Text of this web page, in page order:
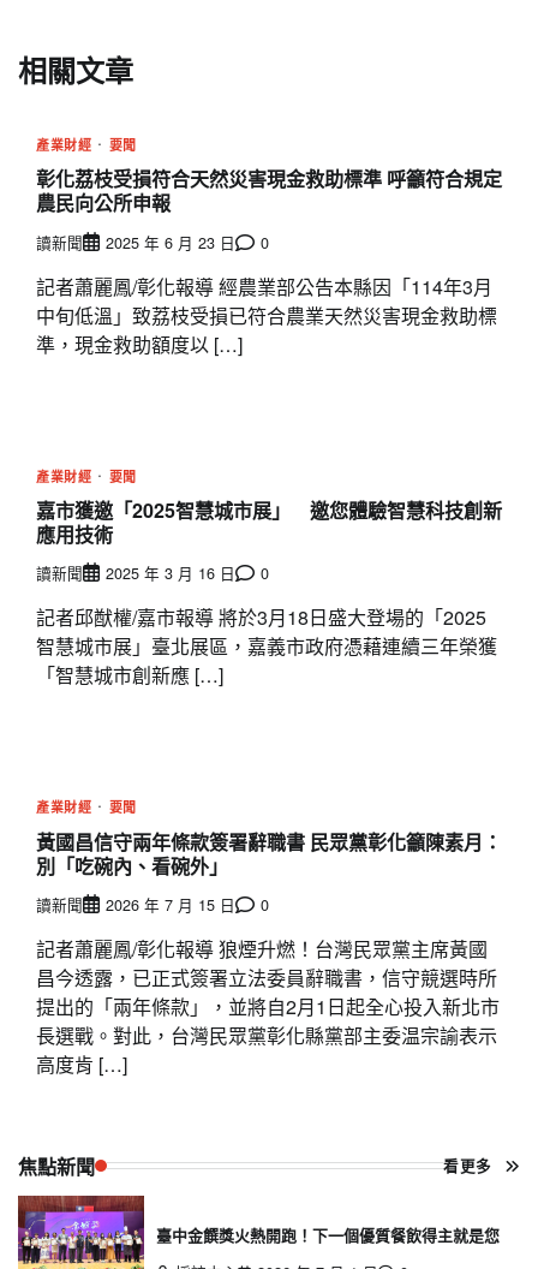
相關文章
產業財經 要聞
彰化荔枝受損符合天然災害現金救助標準 呼籲符合規定
農民向公所申報
讀新聞 2025 年 6 月 23 日 0
記者蕭麗鳳/彰化報導 經農業部公告本縣因「114年3月
中旬低溫」致荔枝受損已符合農業天然災害現金救助標
準，現金救助額度以 […]
產業財經 要聞
嘉市獲邀「2025智慧城市展」 邀您體驗智慧科技創新
應用技術
讀新聞 2025 年 3 月 16 日 0
記者邱猷權/嘉市報導 將於3月18日盛大登場的「2025
智慧城市展」臺北展區，嘉義市政府憑藉連續三年榮獲
「智慧城市創新應 […]
產業財經 要聞
黃國昌信守兩年條款簽署辭職書 民眾黨彰化籲陳素月：
別「吃碗內、看碗外」
讀新聞 2026 年 7 月 15 日 0
記者蕭麗鳳/彰化報導 狼煙升燃！台灣民眾黨主席黃國
昌今透露，已正式簽署立法委員辭職書，信守競選時所
提出的「兩年條款」，並將自2月1日起全心投入新北市
長選戰。對此，台灣民眾黨彰化縣黨部主委温宗諭表示
高度肯 […]
焦點新聞 看更多
臺中金饌獎火熱開跑！下一個優質餐飲得主就是您